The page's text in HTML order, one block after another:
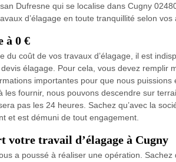
Dufresne qui se localise dans Cugny
d’élagage en toute tranquillité selon
à 0 €
du coût de vos travaux d’élagage, il est
élagage. Pour cela, vous devez remplir
importantes pour que nous
les fournir, nous pouvons descendre sur
pas les 24 heures. Sachez qu’avec la
et est démuni de tout engagement.
votre travail d’élagage à Cugny
a poussé à réaliser une opération. Sachez